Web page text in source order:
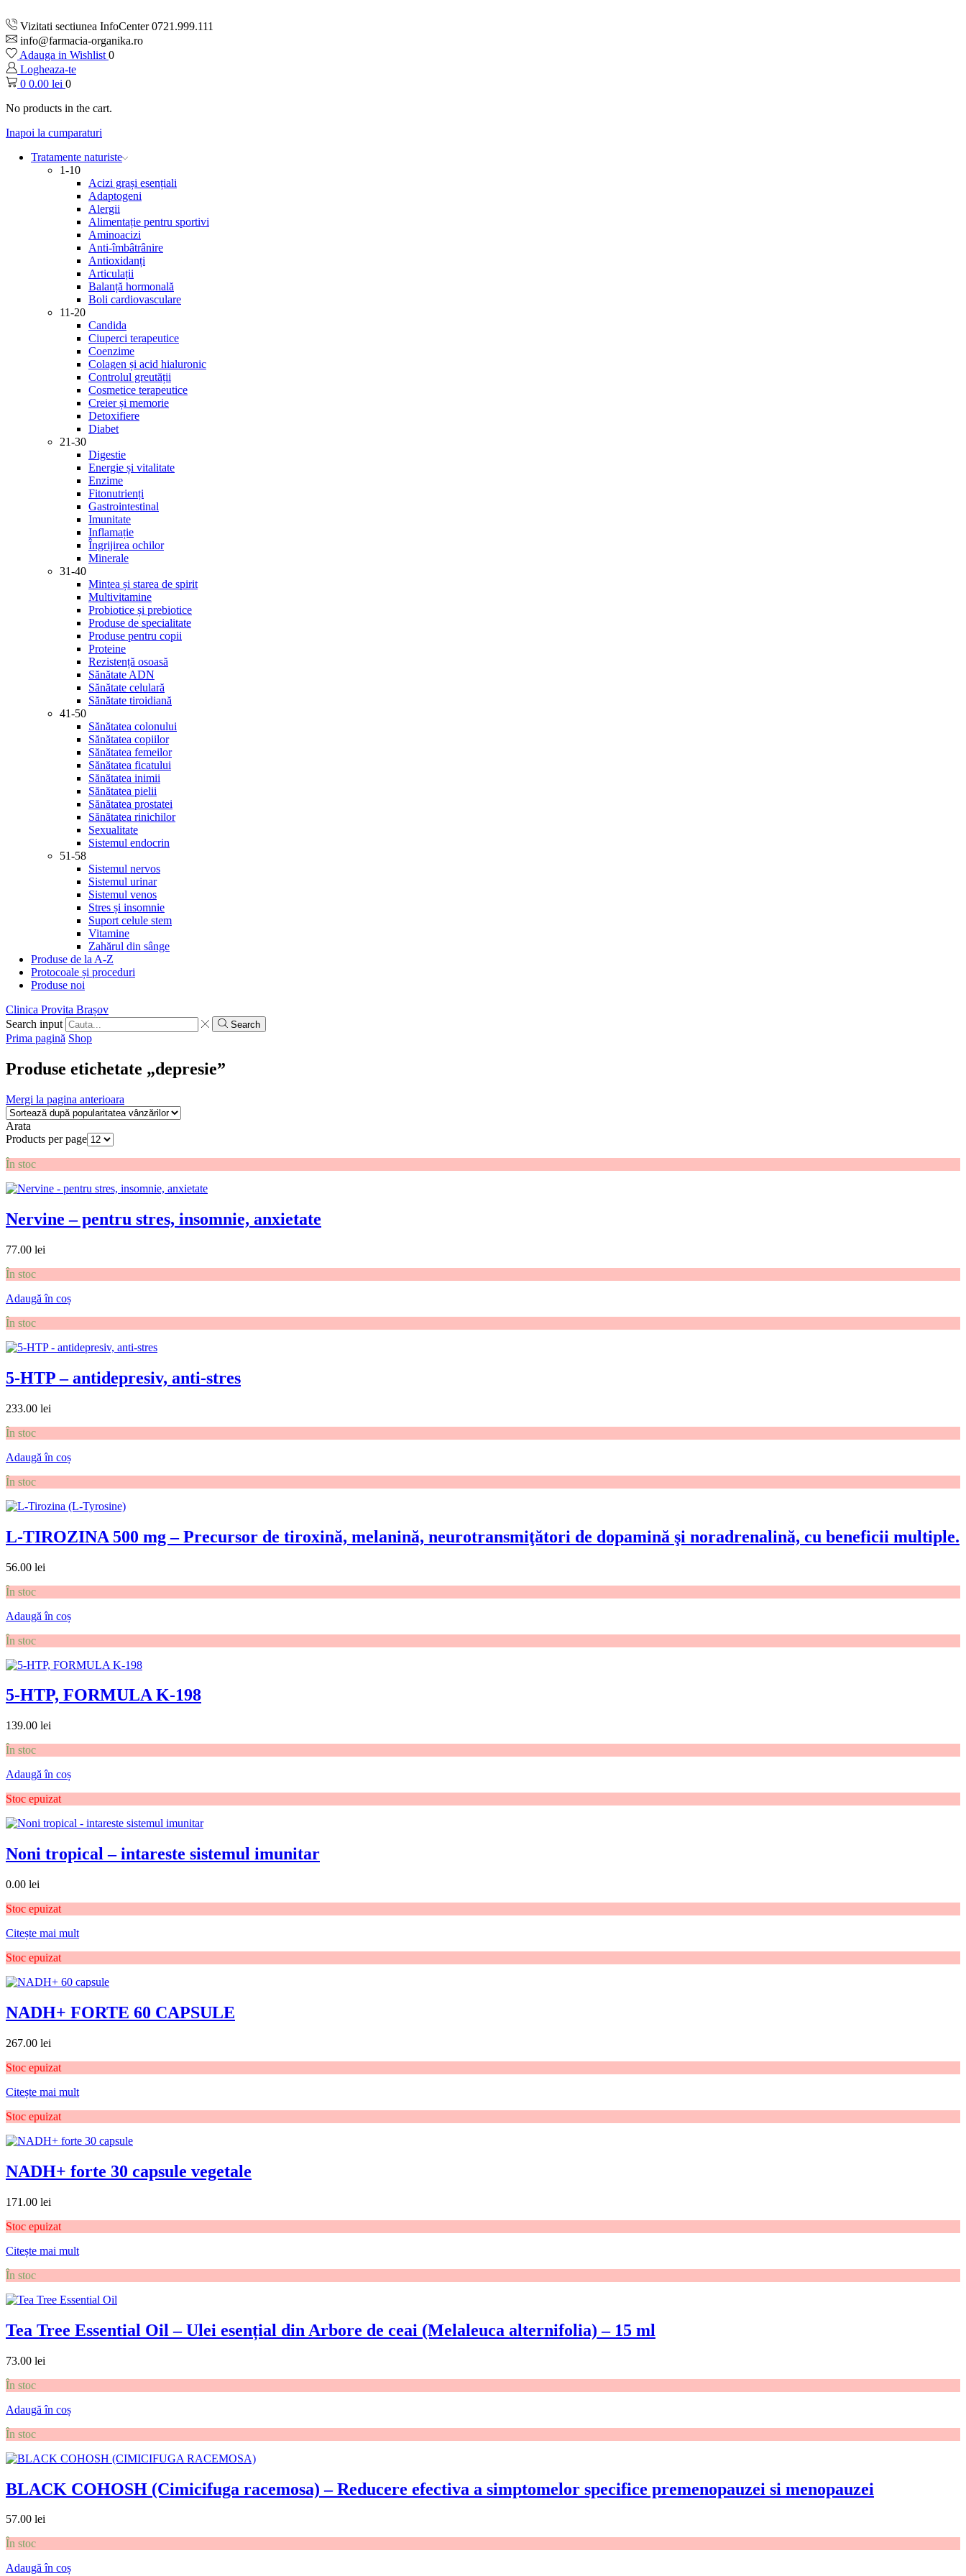
Vizitati sectiunea InfoCenter 0721.999.111
info@farmacia-organika.ro
Adauga in Wishlist 0
Logheaza-te
0 0.00 lei 0
No products in the cart.
Inapoi la cumparaturi
Tratamente naturiste
1-10
Acizi grași esențiali
Adaptogeni
Alergii
Alimentație pentru sportivi
Aminoacizi
Anti-îmbâtrânire
Antioxidanți
Articulații
Balanță hormonală
Boli cardiovasculare
11-20
Candida
Ciuperci terapeutice
Coenzime
Colagen și acid hialuronic
Controlul greutății
Cosmetice terapeutice
Creier și memorie
Detoxifiere
Diabet
21-30
Digestie
Energie și vitalitate
Enzime
Fitonutrienți
Gastrointestinal
Imunitate
Inflamație
Îngrijirea ochilor
Minerale
31-40
Mintea și starea de spirit
Multivitamine
Probiotice și prebiotice
Produse de specialitate
Produse pentru copii
Proteine
Rezistență osoasă
Sănătate ADN
Sănătate celulară
Sănătate tiroidiană
41-50
Sănătatea colonului
Sănătatea copiilor
Sănătatea femeilor
Sănătatea ficatului
Sănătatea inimii
Sănătatea pielii
Sănătatea prostatei
Sănătatea rinichilor
Sexualitate
Sistemul endocrin
51-58
Sistemul nervos
Sistemul urinar
Sistemul venos
Stres și insomnie
Suport celule stem
Vitamine
Zahărul din sânge
Produse de la A-Z
Protocoale și proceduri
Produse noi
Clinica Provita Brașov
Search input
Search
Prima pagină Shop
Produse etichetate „depresie”
Mergi la pagina anterioara
Arata
Products per page
În stoc
Nervine – pentru stres, insomnie, anxietate
77.00 lei
În stoc
Adaugă în coș
În stoc
5-HTP – antidepresiv, anti-stres
233.00 lei
În stoc
Adaugă în coș
În stoc
L-TIROZINA 500 mg – Precursor de tiroxină, melanină, neurotransmiţători de dopamină şi noradrenalină, cu beneficii multiple.
56.00 lei
În stoc
Adaugă în coș
În stoc
5-HTP, FORMULA K-198
139.00 lei
În stoc
Adaugă în coș
Stoc epuizat
Noni tropical – intareste sistemul imunitar
0.00 lei
Stoc epuizat
Citește mai mult
Stoc epuizat
NADH+ FORTE 60 CAPSULE
267.00 lei
Stoc epuizat
Citește mai mult
Stoc epuizat
NADH+ forte 30 capsule vegetale
171.00 lei
Stoc epuizat
Citește mai mult
În stoc
Tea Tree Essential Oil – Ulei esențial din Arbore de ceai (Melaleuca alternifolia) – 15 ml
73.00 lei
În stoc
Adaugă în coș
În stoc
BLACK COHOSH (Cimicifuga racemosa) – Reducere efectiva a simptomelor specifice premenopauzei si menopauzei
57.00 lei
În stoc
Adaugă în coș